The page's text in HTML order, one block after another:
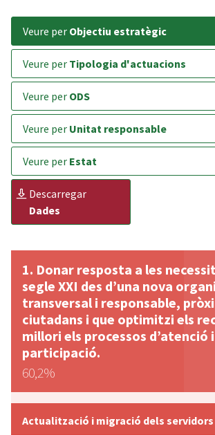
veure per Objectiu estratègic
veure per Tipologia d'actuacions
veure per ODS
veure per Unitat responsable
veure per Estat
descarregar
Dades
Donar resposta a les
segle XXI des d’una nova
transversal i responsable,
ciutadans i que optimitzi els
millori els processos d’atenció i
participació.
60,2%
Actualització i migració dels